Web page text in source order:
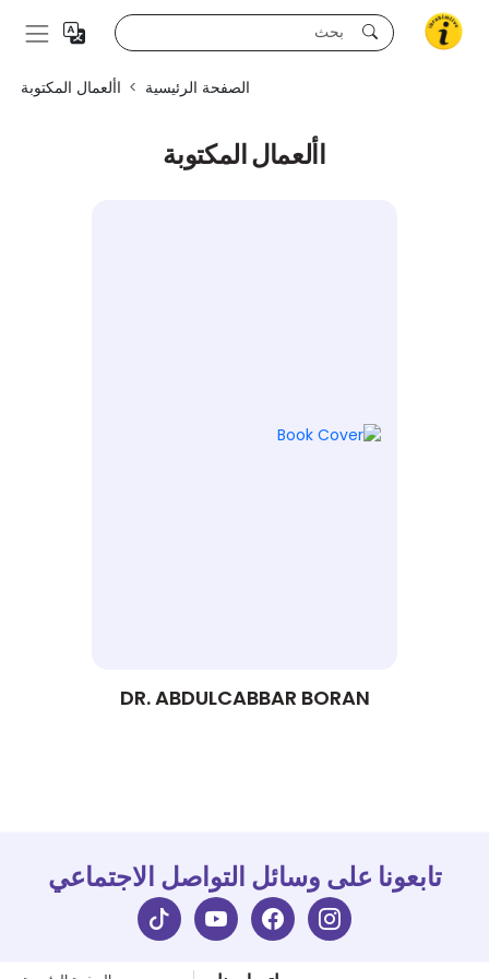
الصفحة الرئيسية األعمال المكتوبة
األعمال المكتوبة
DR. ABDULCABBAR BORAN
تابعونا على وسائل التواصل الاجتماعي